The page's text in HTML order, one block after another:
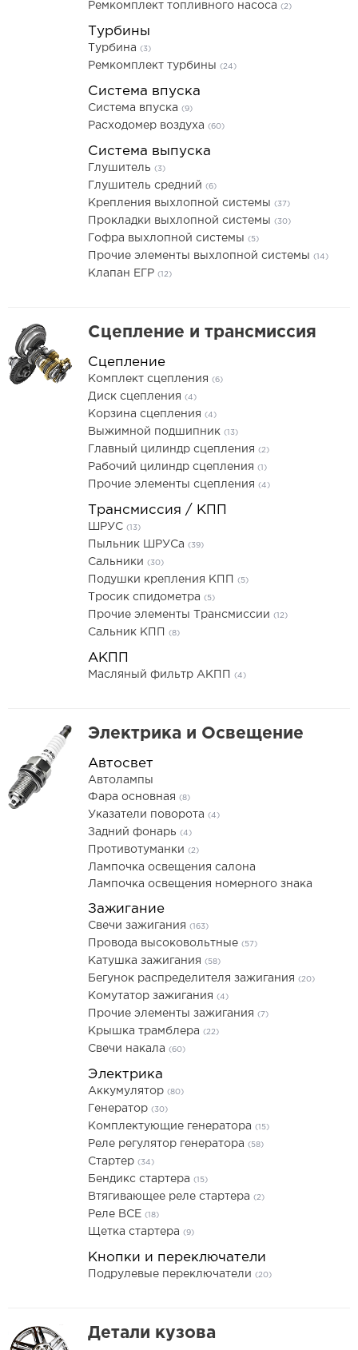
Ремкомплект топливного насоса (2)
Турбины
Турбина (3)
Ремкомплект турбины (24)
Система впуска
Система впуска (9)
Расходомер воздуха (60)
Система выпуска
Глушитель (3)
Глушитель средний (6)
Крепления выхлопной системы (37)
Прокладки выхлопной системы (30)
Гофра выхлопной системы (5)
Прочие элементы выхлопной системы (14)
Клапан ЕГР (12)
Сцепление и трансмиссия
Сцепление
Комплект сцепления (6)
Диск сцепления (4)
Корзина сцепления (4)
Выжимной подшипник (13)
Главный цилиндр сцепления (2)
Рабочий цилиндр сцепления (1)
Прочие элементы сцепления (4)
Трансмиссия / КПП
ШРУС (13)
Пыльник ШРУСа (39)
Сальники (30)
Подушки крепления КПП (5)
Тросик спидометра (5)
Прочие элементы Трансмиссии (12)
Сальник КПП (8)
АКПП
Масляный фильтр АКПП (4)
Электрика и Освещение
Автосвет
Автолампы
Фара основная (8)
Указатели поворота (4)
Задний фонарь (4)
Противотуманки (2)
Лампочка освещения салона
Лампочка освещения номерного знака
Зажигание
Свечи зажигания (163)
Провода высоковольтные (57)
Катушка зажигания (58)
Бегунок распределителя зажигания (20)
Комутатор зажигания (4)
Прочие элементы зажигания (7)
Крышка трамблера (22)
Свечи накала (60)
Электрика
Аккумулятор (80)
Генератор (30)
Комплектующие генератора (15)
Реле регулятор генератора (58)
Стартер (34)
Бендикс стартера (15)
Втягивающее реле стартера (2)
Реле ВСЕ (18)
Щетка стартера (9)
Кнопки и переключатели
Подрулевые переключатели (20)
Детали кузова